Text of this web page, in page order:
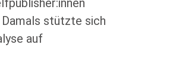
stützte sich
auf